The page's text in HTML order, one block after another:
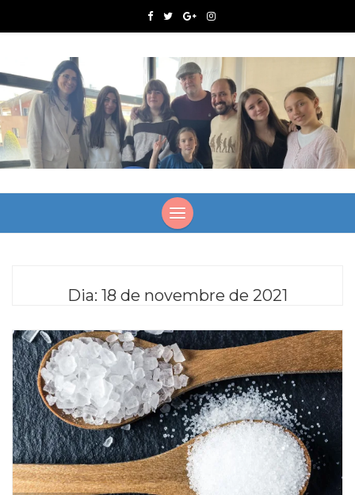
Dia: 18 de novembre de 2021